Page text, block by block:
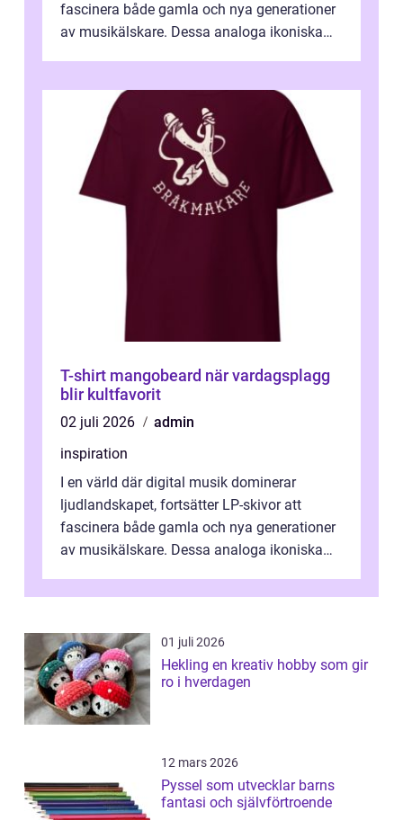
fascinera både gamla och nya generationer
av musikälskare. Dessa analoga ikoniska
T-shirt mangobeard när vardagsplagg
blir kultfavorit
02 juli 2026
admin
inspiration
I en värld där digital musik dominerar
ljudlandskapet, fortsätter LP-skivor att
fascinera både gamla och nya generationer
av musikälskare. Dessa analoga ikoniska
01 juli 2026
Hekling en kreativ hobby som gir
ro i hverdagen
12 mars 2026
Pyssel som utvecklar barns
fantasi och självförtroende